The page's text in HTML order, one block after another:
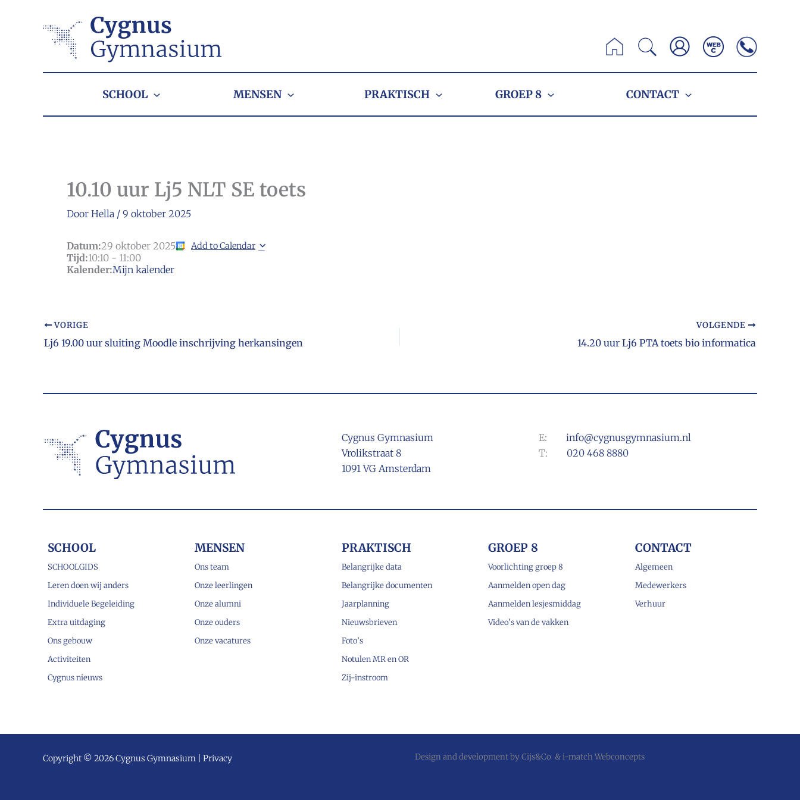
Zoeken
SCHOOL MENSEN PRAKTISCH GROEP 8 CONTACT
10.10 uur Lj5 NLT SE toets
Door Hella / 9 oktober 2025
Datum:29 oktober 2025 Add to Calendar
Tijd:10:10 - 11:00
Kalender:Mijn kalender
VORIGE
Lj6 19.00 uur sluiting Moodle inschrijving herkansingen
VOLGENDE
14.20 uur Lj6 PTA toets bio informatica
Cygnus Gymnasium
Vrolikstraat 8
1091 VG Amsterdam
E:info@cygnusgymnasium.nl
T: 020 468 8880
SCHOOL
SCHOOLGIDS
Leren doen wij anders
Individuele Begeleiding
Extra uitdaging
Ons gebouw
Activiteiten
Cygnus nieuws
MENSEN
Ons team
Onze leerlingen
Onze alumni
Onze ouders
Onze vacatures
PRAKTISCH
Belangrijke data
Belangrijke documenten
Jaarplanning
Nieuwsbrieven
Foto’s
Notulen MR en OR
Zij-instroom
GROEP 8
Voorlichting groep 8
Aanmelden open dag
Aanmelden lesjesmiddag
Video’s van de vakken
CONTACT
Algemeen
Medewerkers
Verhuur
Copyright © 2026 Cygnus Gymnasium | Privacy Design and development by Cijs&Co &i-match Webconcepts